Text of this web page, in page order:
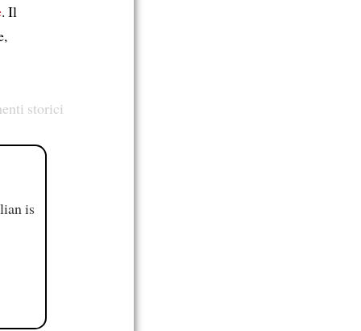
. Il
storici
is